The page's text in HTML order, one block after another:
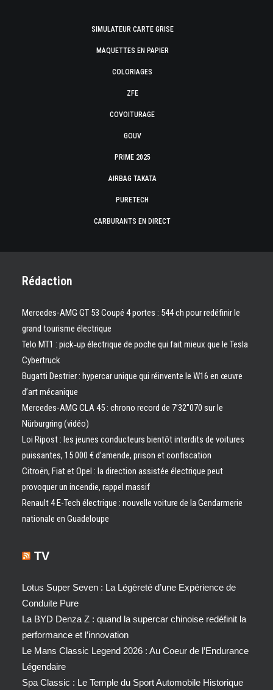
SIMULATEUR CARTE GRISE
MAQUETTES EN PAPIER
COLORIAGES
ZFE
COVOITURAGE
GOUV
PRIME 2025
AIRBAG TAKATA
PURETECH
CARBURANTS EN DIRECT
Rédaction
Mercedes-AMG GT 53 Coupé 4 portes : 544 ch pour redéfinir le
grand tourisme électrique
Telo MT1 : pick‑up électrique de poche qui fait mieux que le Tesla
Cybertruck
Bugatti Destrier : hypercar unique qui réinvente le W16 en œuvre
d’art mécanique
Mercedes-AMG CLA 45 : chrono record de 7’32″070 sur le
Nürburgring (vidéo)
Loi Ripost : les jeunes conducteurs bientôt interdits de voitures
puissantes, 15 000 € d’amende, prison et confiscation
Citroën, Fiat et Opel : la direction assistée électrique peut
provoquer un incendie, rappel massif
Renault 4 E-Tech électrique : nouvelle voiture de la Gendarmerie
nationale en Guadeloupe
TV
Lotus Super Seven : La Légèreté d’une Expérience de
Conduite Pure
La BYD Denza Z : quand la supercar chinoise redéfinit la
performance et l’innovation
Le Mans Classic Legend 2026 : Au Coeur de l’Endurance
Légendaire
Spa Classic : Le Temple du Sport Automobile Historique